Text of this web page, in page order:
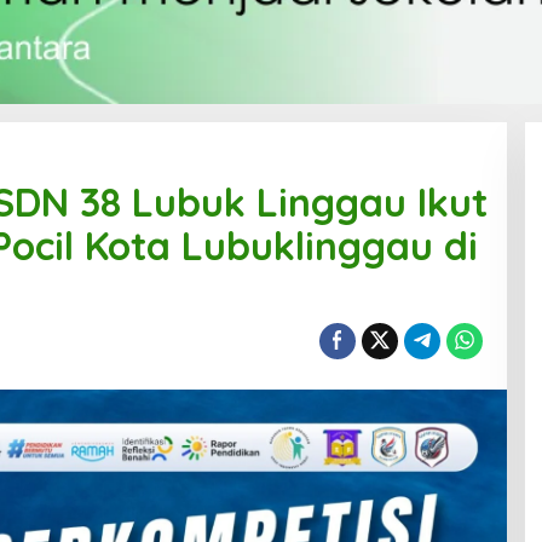
38 Lubuk Linggau Ikut
Kota Lubuklinggau di